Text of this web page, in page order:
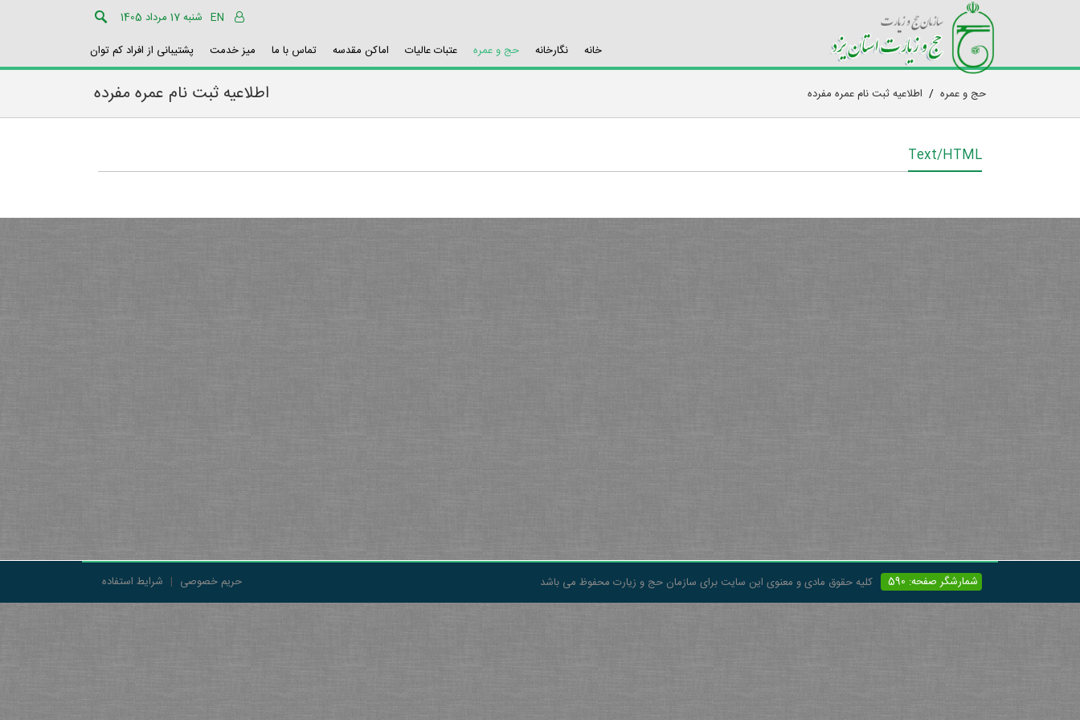
شنبه 17 مرداد 1405 EN
خانه
نگارخانه حج و عمره عتبات عالیات اماکن مقدسه تماس با ما میز خدمت پشتیبانی از افراد کم توان
اطلاعیه ثبت نام عمره مفرده حج و عمره / اطلاعیه ثبت نام عمره مفرده
Text/HTML
شمارشگر صفحه: 590 کلیه حقوق مادی و معنوی این سایت برای سازمان حج و زیارت محفوظ می باشد حریم خصوصی | شرایط استفاده